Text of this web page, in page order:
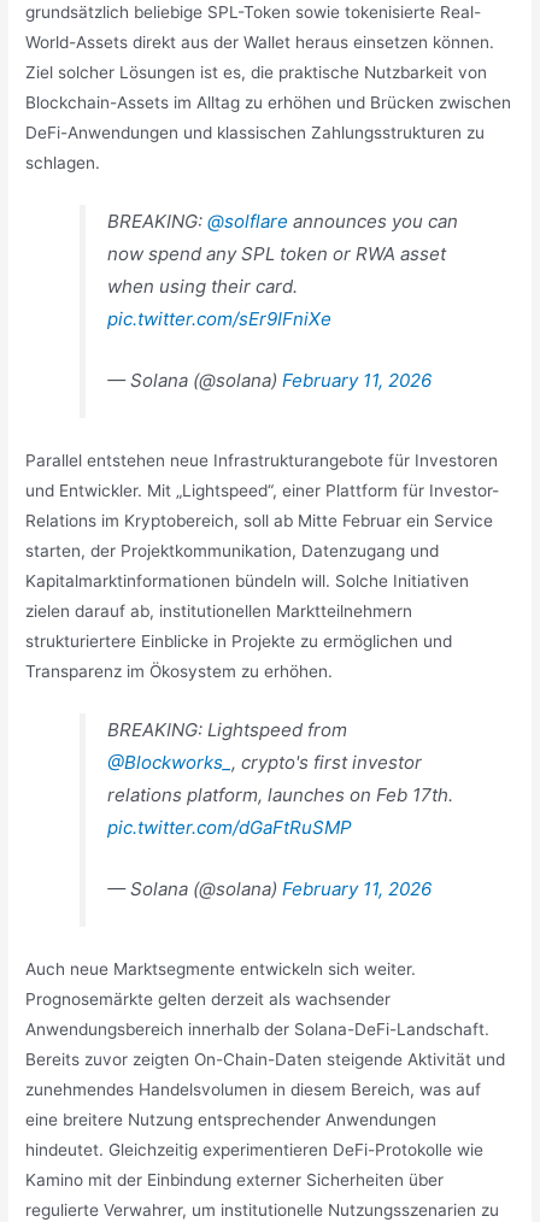
grundsätzlich beliebige SPL-Token sowie tokenisierte Real-
World-Assets direkt aus der Wallet heraus einsetzen können.
Ziel solcher Lösungen ist es, die praktische Nutzbarkeit von
Blockchain-Assets im Alltag zu erhöhen und Brücken zwischen
DeFi-Anwendungen und klassischen Zahlungsstrukturen zu
schlagen.
BREAKING:@solflare announces you can
now spend any SPL token or RWA asset
when using their card.
pic.twitter.com/sEr9IFniXe
— Solana (@solana)February 11, 2026
Parallel entstehen neue Infrastrukturangebote für Investoren
und Entwickler. Mit „Lightspeed“, einer Plattform für Investor-
Relations im Kryptobereich, soll ab Mitte Februar ein Service
starten, der Projektkommunikation, Datenzugang und
Kapitalmarktinformationen bündeln will. Solche Initiativen
zielen darauf ab, institutionellen Marktteilnehmern
strukturiertere Einblicke in Projekte zu ermöglichen und
Transparenz im Ökosystem zu erhöhen.
BREAKING: Lightspeed from
@Blockworks_ , crypto's first investor
relations platform, launches on Feb 17th.
pic.twitter.com/dGaFtRuSMP
— Solana (@solana)February 11, 2026
Auch neue Marktsegmente entwickeln sich weiter.
Prognosemärkte gelten derzeit als wachsender
Anwendungsbereich innerhalb der Solana-DeFi-Landschaft.
Bereits zuvor zeigten On-Chain-Daten steigende Aktivität und
zunehmendes Handelsvolumen in diesem Bereich, was auf
eine breitere Nutzung entsprechender Anwendungen
hindeutet. Gleichzeitig experimentieren DeFi-Protokolle wie
Kamino mit der Einbindung externer Sicherheiten über
regulierte Verwahrer, um institutionelle Nutzungsszenarien zu